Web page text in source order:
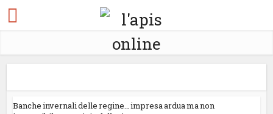
Banche invernali delle regine… impresa ardua ma non